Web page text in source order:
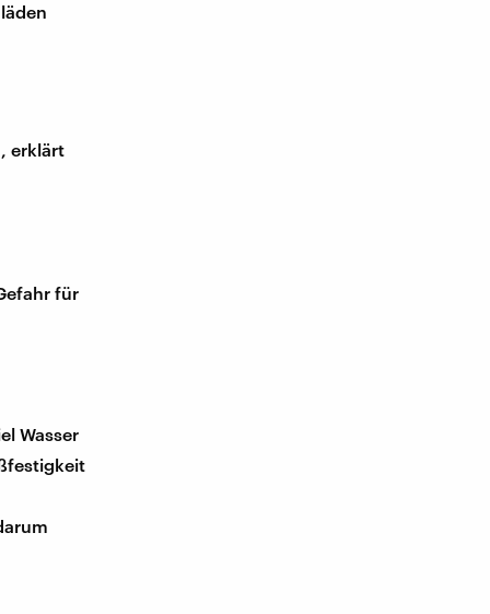
erklärt
für
Wasser